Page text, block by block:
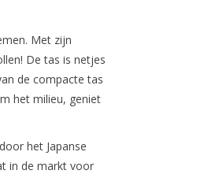
Met zijn
De tas is netjes
de compacte tas
het milieu, geniet
het Japanse
in de markt voor